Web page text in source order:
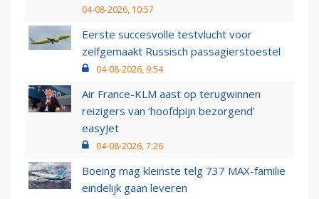
04-08-2026, 10:57
Eerste succesvolle testvlucht voor
zelfgemaakt Russisch passagierstoestel
04-08-2026, 9:54
Air France-KLM aast op terugwinnen
reizigers van ‘hoofdpijn bezorgend’
easyJet
04-08-2026, 7:26
Boeing mag kleinste telg 737 MAX-familie
eindelijk gaan leveren